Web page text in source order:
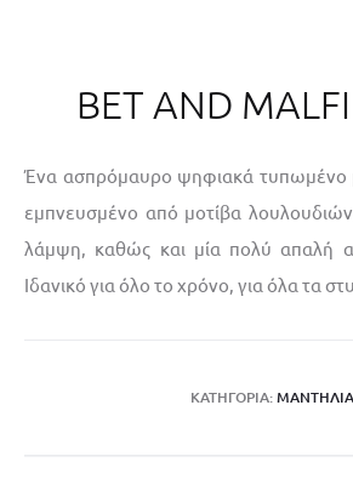
BET AND
Ένα ασπρόμαυρο ψηφιακά τυπωμένο
εμπνευσμένο από μοτίβα
λάμψη, καθώς και μία πολύ απαλή
Ιδανικό για όλο το χρόνο, για όλα τα
ΚΑΤΗΓΟΡΊΑ:ΜΑΝΤΗΛΙΑ